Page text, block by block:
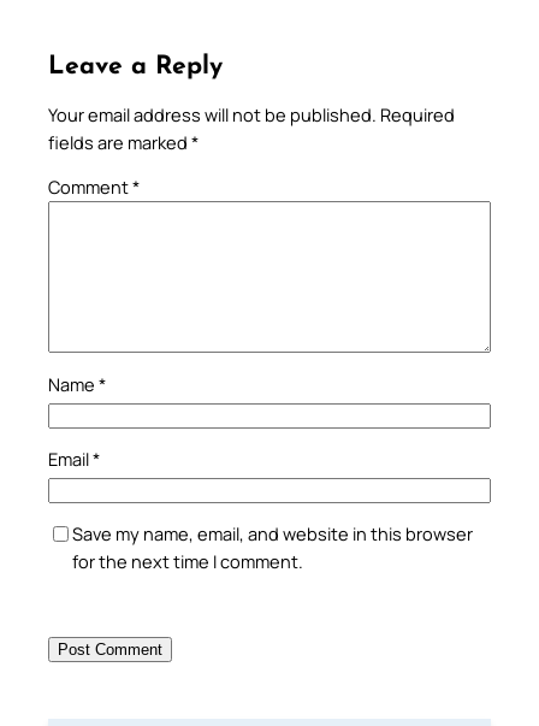
Leave a Reply
Your email address will not be published. Required
fields are marked *
Comment*
Name *
Email*
Save my name, email, and website in this browser
for the next time I comment.